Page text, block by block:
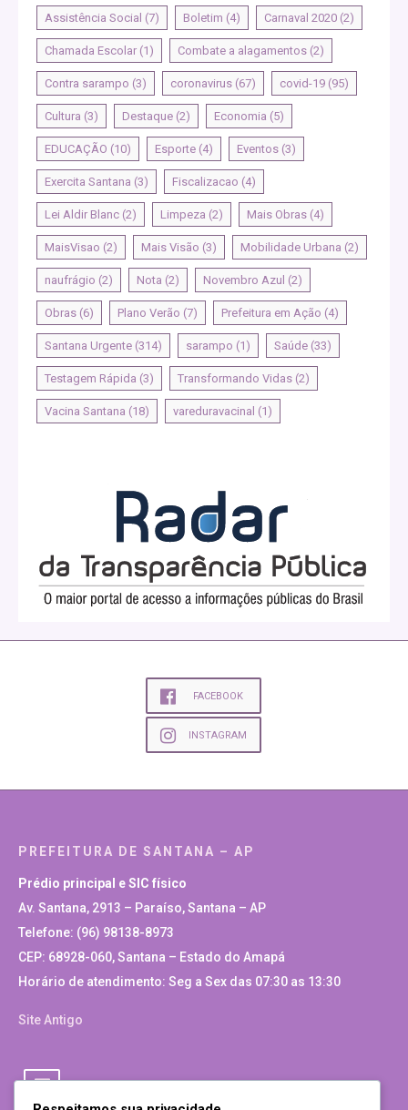
Assistência Social (7) Boletim (4) Carnaval 2020 (2)
Chamada Escolar (1) Combate a alagamentos (2)
Contra sarampo (3) coronavirus (67) covid-19 (95)
Cultura (3) Destaque (2) Economia (5)
EDUCAÇÃO (10) Esporte (4) Eventos (3)
Exercita Santana (3) Fiscalizacao (4)
Lei Aldir Blanc (2) Limpeza (2) Mais Obras (4)
MaisVisao (2) Mais Visão (3) Mobilidade Urbana (2)
naufrágio (2) Nota (2) Novembro Azul (2)
Obras (6) Plano Verão (7) Prefeitura em Ação (4)
Santana Urgente (314) sarampo (1) Saúde (33)
Testagem Rápida (3) Transformando Vidas (2)
Vacina Santana (18) vareduravacinal (1)
FACEBOOK
INSTAGRAM
PREFEITURA DE SANTANA – AP
Prédio principal e SIC físico
Av. Santana, 2913 – Paraíso, Santana – AP
Telefone: (96) 98138-8973
CEP: 68928-060, Santana – Estado do Amapá
Horário de atendimento: Seg a Sex das 07:30 as 13:30
Site Antigo